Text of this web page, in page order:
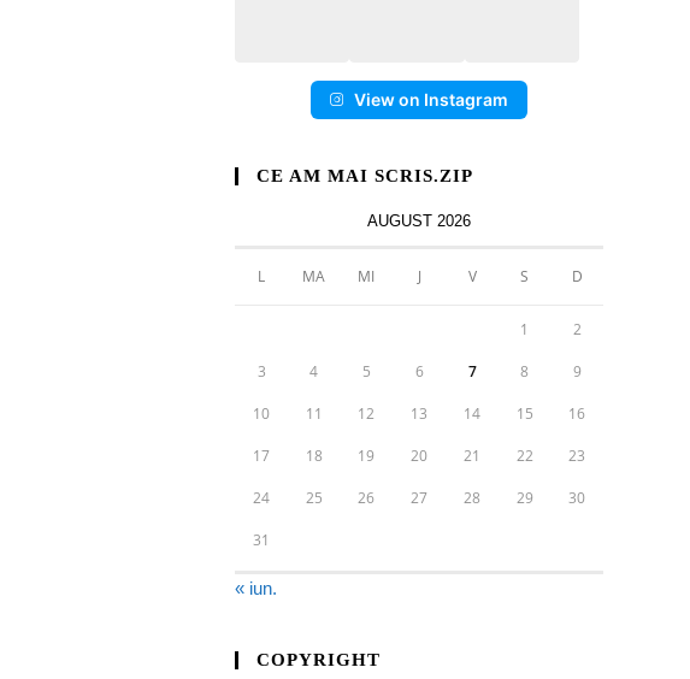
View on Instagram
CE AM MAI SCRIS.ZIP
AUGUST 2026
L MA MI J V S D
1 2
3 4 5 6 7 8 9
10 11 12 13 14 15 16
17 18 19 20 21 22 23
24 25 26 27 28 29 30
31
« iun.
COPYRIGHT